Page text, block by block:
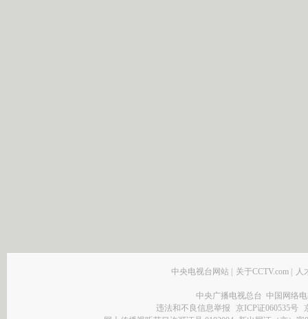
中央电视台网站 | 关于CCTV.com | 人
中央广播电视总台 中国网络
违法和不良信息举报
京ICP证060535号